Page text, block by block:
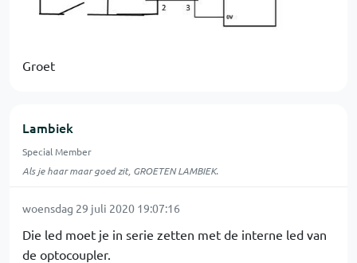
Groet
Lambiek
Special Member
Als je haar maar goed zit, GROETEN LAMBIEK.
woensdag 29 juli 2020 19:07:16
Die led moet je in serie zetten met de interne led van
de optocoupler.